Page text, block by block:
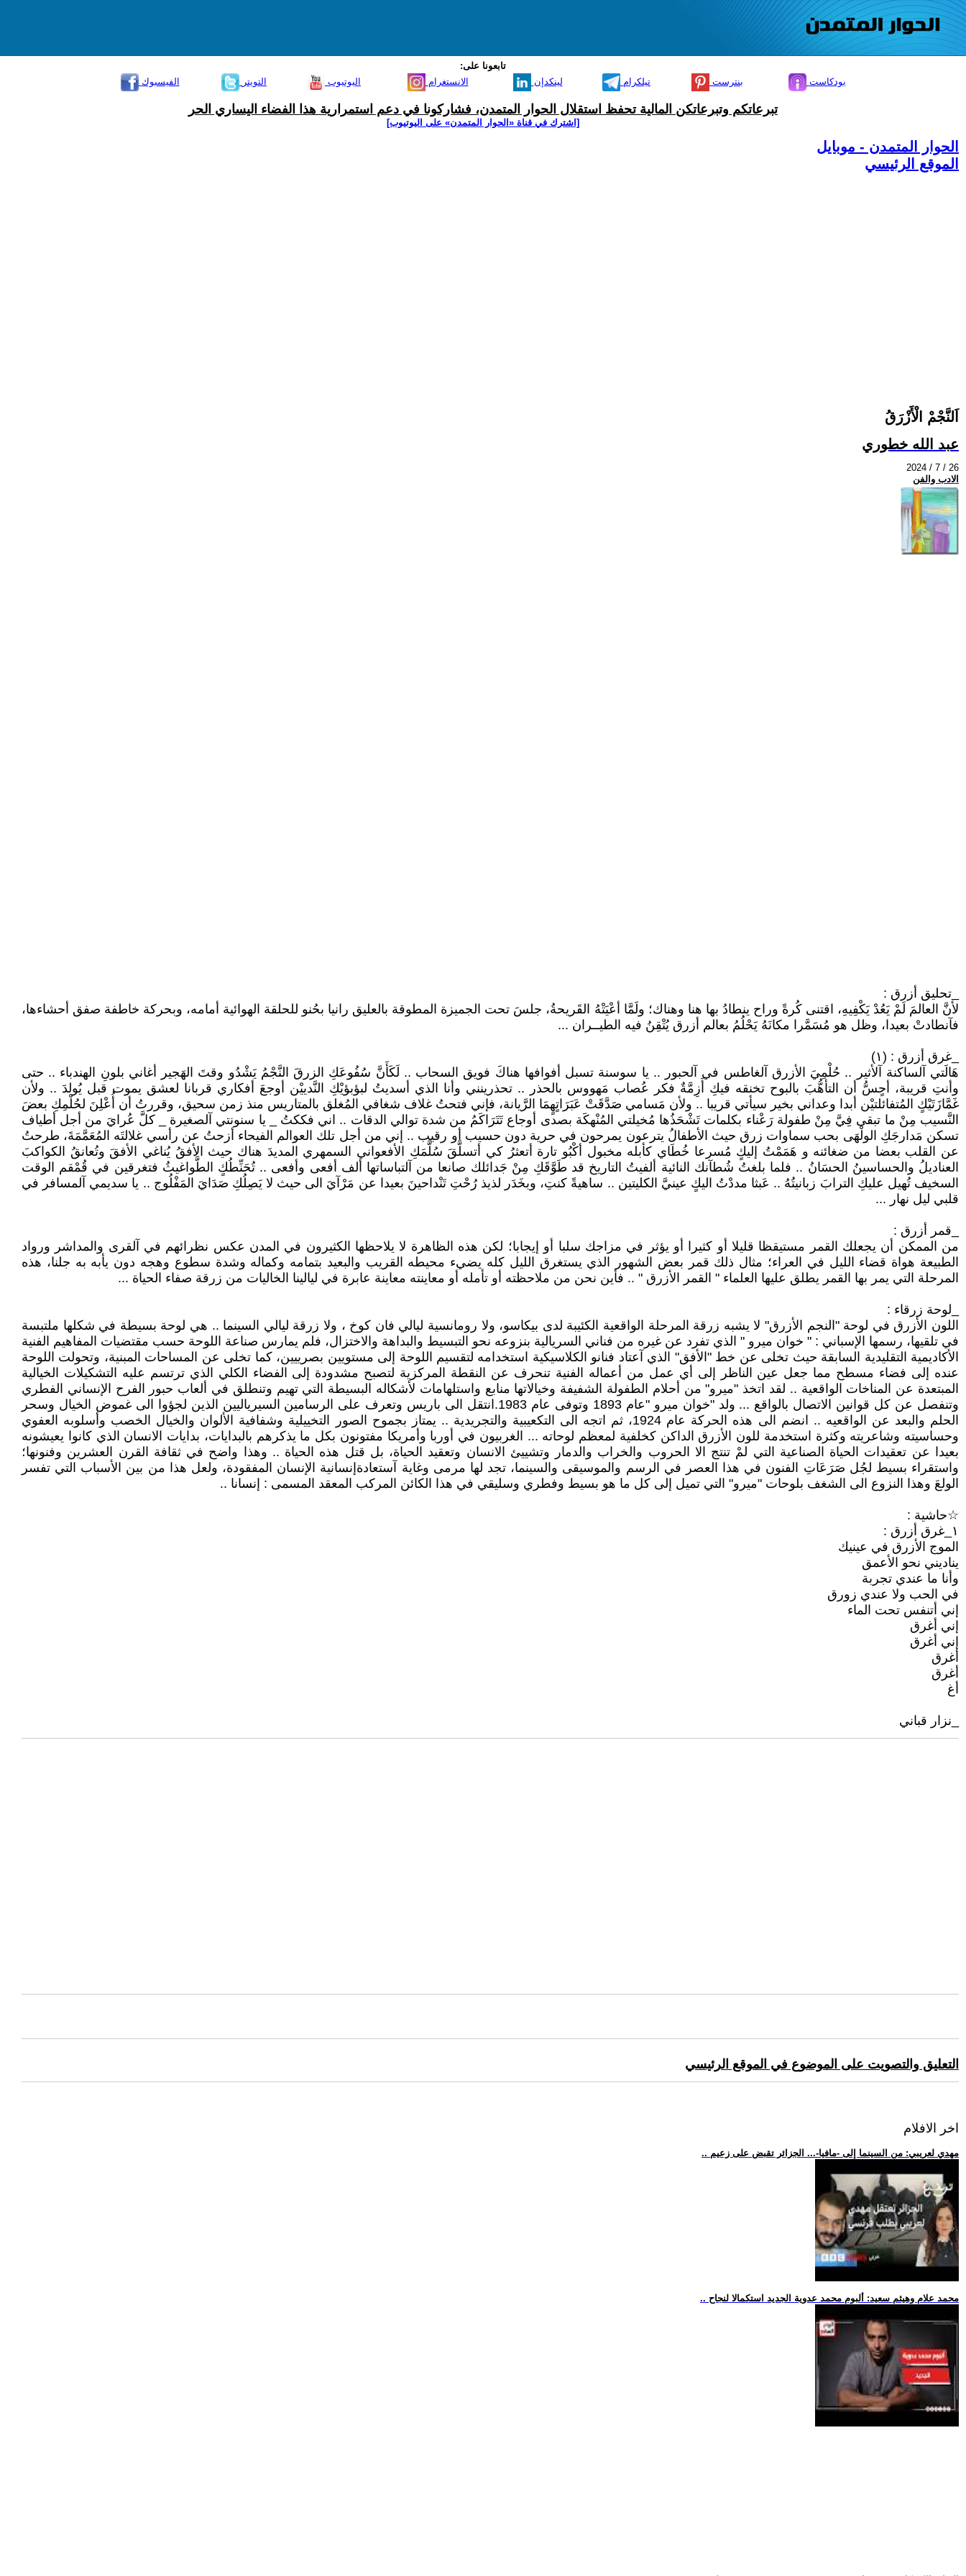
تابعونا على:
الفيسبوك
التويتر اليوتيوب الانستغرام لينكدإن تيلكرام بنترست بودكاست
تبرعاتكم وتبرعاتكن المالية تحفظ استقلال الحوار المتمدن، فشاركونا في دعم استمرارية هذا الفضاء اليساري الحر
[اشترك في قناة ‫«الحوار المتمدن» على اليوتيوب]
الحوار المتمدن - موبايل
الموقع الرئيسي
اَلنَّجْمْ الْأَزْرَقُ
عبد الله خطوري
2024 / 7 / 26
الادب والفن
_تحليق أزرق :
لأنَّ العالمَ لَمْ يَعُدْ يَكْفِيهِ، اقتنى كُرةً وراح ينطادُ بها هنا وهناك؛ ولَمَّا أعْيَتْهُ القَريحةُ، جلسَ تحت الجميزة المطوقة بالعليق رانيا بحُنو للحلقة الهوائية أمامه، وبحركة خاطفة صفق أحشاءها،
فآنطادتْ بعيدا، وظل هو مُسَمَّرا مكانَهُ يَحْلُمُ بعالم أزرق يُتْقِنُ فيه الطيــران ...
_غرق أزرق : (١)
هَالَتي آلساكنة آﻷثير .. حُلْمِيَ الأزرق آلغاطس في آلحبور .. يا سوسنة تسبل أفوافها هناكَ فويق السحاب .. لَكَأَنَّ سُفُوعَكِ الزرقَ النَّجْمُ يَشْدُو وقتَ الهَجير أغاني بلونِ الهندباء .. حتى
وأنتِ قريبة، أحٍسُّ أن التأهُّبَ بالبوح تخنقه فيكِ أَزِمَّةٌ فكر عُصاب مَهووس بالحذر .. تحذرينني وأنا الذي أسديتُ لبؤبؤيْكِ النَّدييْن أوجعَ أفكاري قربانا لعشق يموت قبل يُولدَ .. ولأن
غَمَّازَتَيْكٍ المُتفائلتيْن أبدا وعداني بخير سيأتي قريبا .. ولأن مَسامي صَدَّقَتْ عَبَرَاتٍهٍمَا الرَّيانة، فإني فتحتُ غلاف شغافي المُغلق بالمتاريس منذ زمن سحيق، وقررتُ أن أُعْلِنَ لحُلْمِكِ بعضَ
النَّسيب مِنْ ما تبقى فِيَّ مِنْ طفولة رَعْناء بكلمات تَشْحَذُها مُخيلتي المُنْهكَة بصدى أوجاع تَتَرَاكَمُ من شدة توالي الدقات .. اني فككتُ _ يا سنونتي آلصغيرة _ كلَّ عُرايَ من أجل أطياف
تسكن مَدارجَكِ الولْهَى بحب سماوات زرق حيث الأطفالُ يترعون يمرحون في حرية دون حسيب أو رقيب .. إني من أجل تلك العوالم الفيحاء أزحتُ عن رأسي غلالتَه المُعَمَّمَةَ، طرحتُ
عن القلب بعضا من ضغائنه و هَمَمْتُ إليكٍ مُسرعا خُطَاي كأبله مخبول أكْبُو تارة أتعثرُ كي أتسلَّقَ سُلَّمَكِ الأفعواني السمهري المديدَ هناك حيث الأفقُ يُناغي الأفقَ وتُعانقُ الكواكبَ
العناديلُ والحساسينُ الحسَانُ .. فلما بلغتُ شُطآنك النائية ألفيتُ التاريخ قد طَوَّقَكِ مِنْ جَدائلك صانعا من آلتباساتها ألف أفعى وأفعى .. تُحَنِّطُكٍ الطَّواغيثُ فتغرقين في قُمْقم الوقت
السخيف تُهيل عليكِ الترابَ زبانيتُهُ .. عَبثا مددْتُ اليكٍ عينيَّ الكليتين .. ساهيةً كنتِ، وبخَدَر لذيذ رُحْتِ تَنْداحينَ بعيدا عن مَرْآيَ الى حيث لا يَصِلُكِ صَدَايَ المَفْلُوج .. يا سديمي آلمسافر في
قلبي ليل نهار ...
_قمر أزرق :
من الممكن أن يجعلك القمر مستيقظا قليلا أو كثيرا أو يؤثر في مزاجك سلبا أو إيجابا؛ لكن هذه الظاهرة لا يلاحظها الكثيرون في المدن عكس نظرائهم في آلقرى والمداشر ورواد
الطبيعة هواة قضاء الليل في العراء؛ مثال ذلك قمر بعض الشهور الذي يستغرق الليل كله يضيء محيطه القريب والبعيد بتمامه وكماله وشدة سطوع وهجه دون يأبه به جلنا، هذه
المرحلة التي يمر بها القمر يطلق عليها العلماء " القمر الأزرق " .. فأين نحن من ملاحظته أو تأمله أو معاينته معاينة عابرة في ليالينا الخاليات من زرقة صفاء الحياة ...
_لوحة زرقاء :
اللون الأزرق في لوحة "النجم الأزرق" لا يشبه زرقة المرحلة الواقعية الكئيبة لدى بيكاسو، ولا رومانسية ليالي فان كوخ ، ولا زرقة ليالي السينما .. هي لوحة بسيطة في شكلها ملتبسة
في تلقيها، رسمها الإسباني : " خوان ميرو " الذي تفرد عن غيره من فناني السريالية بنزوعه نحو التبسيط والبداهة والاختزال، فلم يمارس صناعة اللوحة حسب مقتضيات المفاهيم الفنية
الأكاديمية التقليدية السابقة حيث تخلى عن خط "الأفق" الذي آعتاد فنانو الكلاسيكية استخدامه لتقسيم اللوحة إلى مستويين بصرييين، كما تخلى عن المساحات المبنية، وتحولت اللوحة
عنده إلى فضاء مسطح مما جعل عين الناظر إلى أي عمل من أعماله الفنية تنحرف عن النقطة المركزية لتصبح مشدودة إلى الفضاء الكلي الذي ترتسم عليه التشكيلات الخيالية
المبتعدة عن المناخات الواقعية .. لقد اتخذ "ميرو" من أحلام الطفولة الشفيفة وخيالاتها منابع واستلهامات لأشكاله البسيطة التي تهيم وتنطلق في ألعاب حبور الفرح الإنساني الفطري
وتنفصل عن كل قوانين الاتصال بالواقع ... ولد "خوان ميرو "عام 1893 وتوفى عام 1983.انتقل الى باريس وتعرف على الرسامين السيرياليين الذين لجؤوا الى غموض الخيال وسحر
الحلم والبعد عن الواقعيه .. انضم الى هذه الحركة عام 1924، ثم اتجه الى التكعيبية والتجريدية .. يمتاز بجموح الصور التخييلية وشفافية الألوان والخيال الخصب وأسلوبه العفوي
وحساسيته وشاعريته وكثرة استخدمة للون الأزرق الداكن كخلفية لمعظم لوحاته ... الغربيون في أوربا وأمريكا مفتونون بكل ما يذكرهم بالبدايات، بدايات الانسان الذي كانوا يعيشونه
بعيدا عن تعقيدات الحياة الصناعية التي لمْ تنتج الا الحروب والخراب والدمار وتشييئ الانسان وتعقيد الحياة، بل قتل هذه الحياة .. وهذا واضح في ثقافة القرن العشرين وفنونها؛
واستقراء بسيط لجُل صَرَعَاتِ الفنون في هذا العصر في الرسم والموسيقى والسينما، تجد لها مرمى وغاية آستعادةإنسانية الإنسان المفقودة، ولعل هذا من بين الأسباب التي تفسر
الولعَ وهذا النزوع الى الشغف بلوحات "ميرو" التي تميل إلى كل ما هو بسيط وفطري وسليقي في هذا الكائن المركب المعقد المسمى : إنسانا ..
☆حاشية :
١_غرق أزرق :
الموج الأزرق في عينيك
يناديني نحو الأعمق
وأنا ما عندي تجربة
في الحب ولا عندي زورق
إني أتنفس تحت الماء
إني أغرق
إني أغرق
أغرق
أغرق
أغ
_نزار قباني
التعليق والتصويت على الموضوع في الموقع الرئيسي
اخر الافلام
.. مهدي لعريبي: من السينما إلى -مافيا-... الجزائر تقبض على زعيم
.. محمد علام وهيثم سعيد: ألبوم محمد عدوية الجديد استكمالا لنجاح